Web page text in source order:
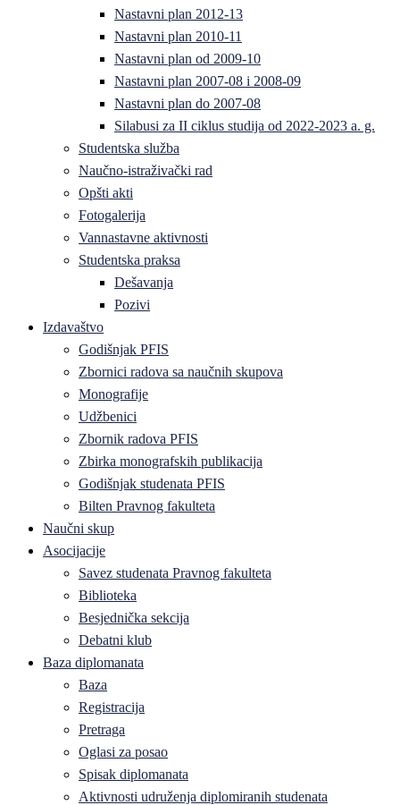
Nastavni plan 2012-13
Nastavni plan 2010-11
Nastavni plan od 2009-10
Nastavni plan 2007-08 i 2008-09
Nastavni plan do 2007-08
Silabusi za II ciklus studija od 2022-2023 a. g.
Studentska služba
Naučno-istraživački rad
Opšti akti
Fotogalerija
Vannastavne aktivnosti
Studentska praksa
Dešavanja
Pozivi
Izdavaštvo
Godišnjak PFIS
Zbornici radova sa naučnih skupova
Monografije
Udžbenici
Zbornik radova PFIS
Zbirka monografskih publikacija
Godišnjak studenata PFIS
Bilten Pravnog fakulteta
Naučni skup
Asocijacije
Savez studenata Pravnog fakulteta
Biblioteka
Besjednička sekcija
Debatni klub
Baza diplomanata
Baza
Registracija
Pretraga
Oglasi za posao
Spisak diplomanata
Aktivnosti udruženja diplomiranih studenata